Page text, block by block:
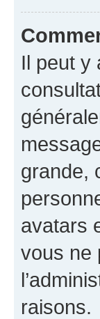
Il peut y
grande,
avatars
vous ne
raisons.